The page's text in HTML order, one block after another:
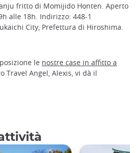
fritto di Momijido Honten. Aperto
alle 18h. Indirizzo: 448-1
City, Prefettura di Hiroshima.
le nostre case in affitto a
Travel Angel, Alexis, vi dà il